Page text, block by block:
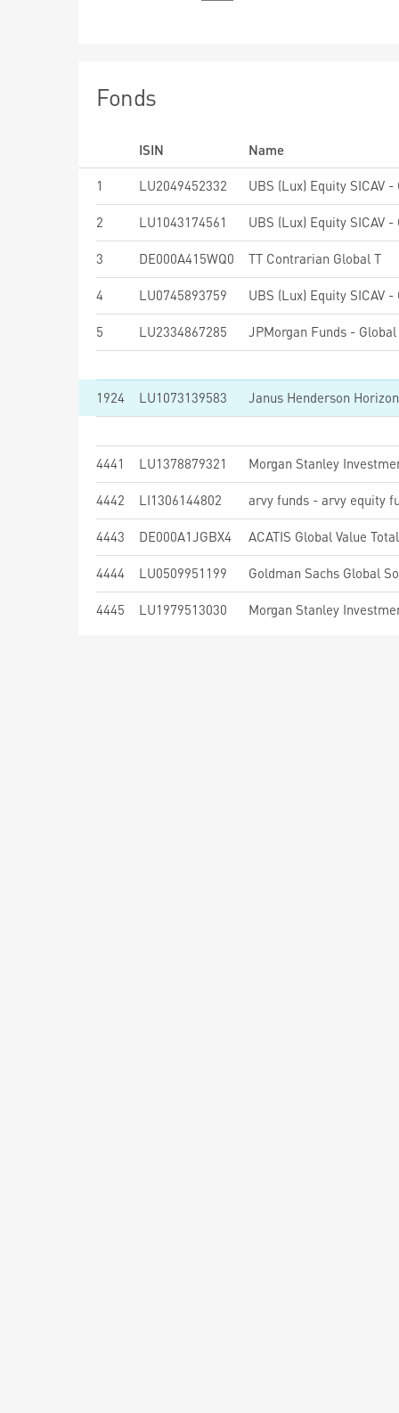
Fonds
ISIN
Name
1
LU2049452332
2 LU1043174561
3 DE000A415WQ0 TT Contrarian Global T
4 LU0745893759
5 LU2334867285 JPMorgan Funds -
1924 LU1073139583
4441 LU1378879321
4442 LI1306144802 arvy funds - arvy equity
4443 DE000A1JGBX4 ACATIS Global Value
4444 LU0509951199
4445 LU1979513030